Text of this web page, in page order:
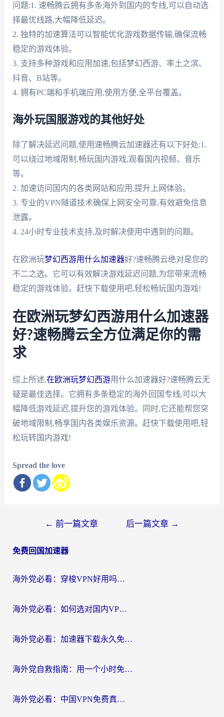
问题:1. 速畅腾云拥有多条海外到国内的专线,可以自动选
择最优线路,大幅降低延迟。
2. 独特的加速算法可以智能优化游戏数据传输,确保流畅
稳定的游戏体验。
3. 支持多种游戏和应用加速,包括梦幻西游、率土之滨、
抖音、B站等。
4. 拥有PC端和手机端应用,使用方便,全平台覆盖。
海外玩国服游戏的其他好处
除了解决延迟问题,使用速畅腾云加速器还有以下好处:1.
可以绕过地域限制,畅玩国内游戏,观看国内视频、音乐
等。
2. 加速访问国内的各类网站和应用,提升上网体验。
3. 专业的VPN隧道技术确保上网安全可靠,有效避免信息
泄露。
4. 24小时专业技术支持,及时解决使用中遇到的问题。
在欧洲玩梦幻西游用什么加速器好?速畅腾云绝对是您的
不二之选。它可以有效解决游戏延迟问题,为您带来流畅
稳定的游戏体验。赶快下载使用吧,轻松畅玩国内游戏!
在欧洲玩梦幻西游用什么加速器
好?速畅腾云全方位满足你的需
求
综上所述,在欧洲玩梦幻西游用什么加速器好?速畅腾云无
疑是最佳选择。它拥有多条稳定的海外回国专线,可以大
幅降低游戏延迟,提升您的游戏体验。同时,它还能帮您突
破地域限制,畅享国内各类娱乐资源。赶快下载使用吧,轻
松玩转国内游戏!
Spread the love
导
← 前一篇文章 后一篇文章 →
免费回国加速器
海外党必看：穿梭VPN好用吗？和云帆VPN对比哪个回国效果更好？附真实测评+避坑指南
海外党必看：如何选对国内VPN，实现无缝访问国内资源？
海外党必看：加速器下载永久免费版真的存在吗？教你无缝访问国内资源的正确姿势
海外党自救指南：用一个小时免费加速器，轻松打破国内资源访问壁垒？
海外党必看：中国VPN免费真的靠谱吗？手把手教你选对回国加速器